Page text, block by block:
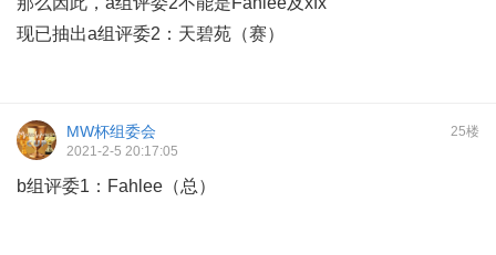
现已抽出a组评委2：天碧苑（赛）
25楼
MW杯组委会
2021-2-5 20:17:05
b组评委1：Fahlee（总）